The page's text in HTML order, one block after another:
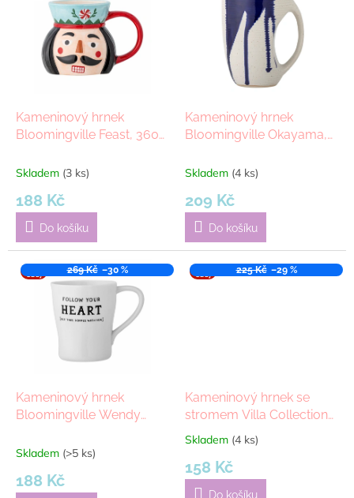
Kameninový hrnek
Bloomingville Feast, 360
Skladem (3 ks)
188 Kč
Do košíku
Kameninový hrnek
Bloomingville Okayama,
Skladem (4 ks)
209 Kč
Do košíku
ODEJ
269 Kč –30 %
Kameninový hrnek
Bloomingville Wendy
Skladem (>5 ks)
188 Kč
ODEJ
225 Kč –29 %
Kameninový hrnek se
stromem Villa Collection
Golden Yellow, 500 ml |
žlutá
Průměrné
produktu
Skladem (4 ks)
158 Kč
Do košíku